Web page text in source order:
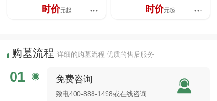
时价元起 时价元起
购墓流程 详细的购墓流程 优质的售后服务
01 免费咨询
致电400-888-1498或在线咨询